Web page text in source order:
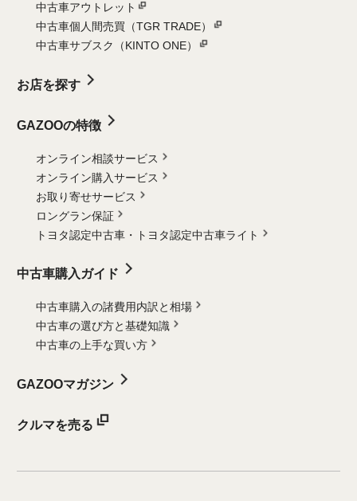
中古車アウトレット
中古車個人間売買（TGR TRADE）
中古車サブスク（KINTO ONE）
お店を探す
GAZOOの特徴
オンライン相談サービス
オンライン購入サービス
お取り寄せサービス
ロングラン保証
トヨタ認定中古車・
トヨタ認定中古車ライト
中古車購入ガイド
中古車購入の諸費用内訳と相場
中古車の選び方と基礎知識
中古車の上手な買い方
GAZOOマガジン
クルマを売る